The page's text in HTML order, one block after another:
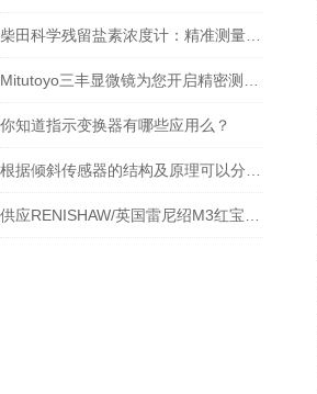
你知道指示变换器有哪些应用么？